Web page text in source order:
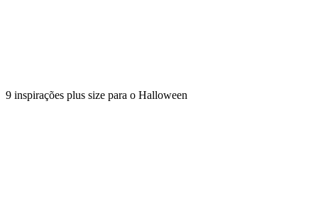
9 inspirações plus size para o Halloween